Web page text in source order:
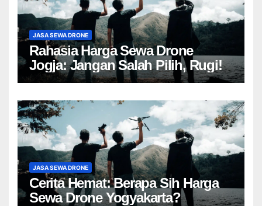
JASA SEWA DRONE
Rahasia Harga Sewa Drone
Jogja: Jangan Salah Pilih, Rugi!
JASA SEWA DRONE
Cerita Hemat: Berapa Sih Harga
Sewa Drone Yogyakarta?